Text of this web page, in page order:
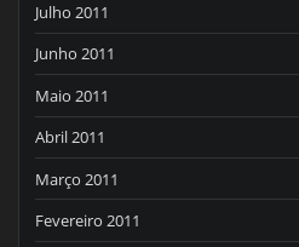
Julho 2011
Junho 2011
Maio 2011
Abril 2011
Março 2011
Fevereiro 2011